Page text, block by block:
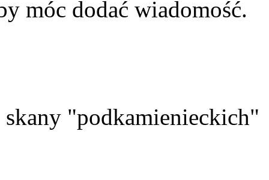
móc dodać wiadomość.
"podkamienieckich"